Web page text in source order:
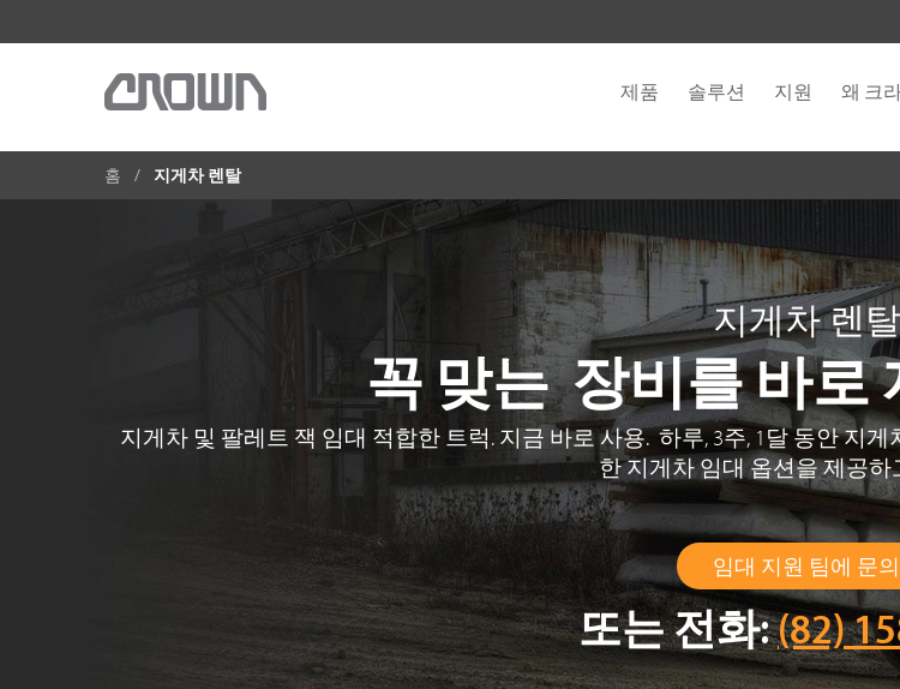
제품 솔루션 지원 왜 크
홈 지게차 렌탈
지게차 렌탈
꼭 맞는 장비를 바로
지게차 및 팔레트 잭 임대 적합한 트럭. 지금 바로 사용. 하루, 3주, 1달 동안 지
한 지게차 임대 옵션을 제공하
임대 지원 팀에 문의
또는 전화:(82)